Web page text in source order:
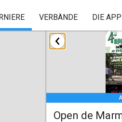
VERBÄNDE DIE APP
Open de
Januar 2022
Tournoi
22. Jan. 2022|
KKS Halli
22. Jan. 2022|